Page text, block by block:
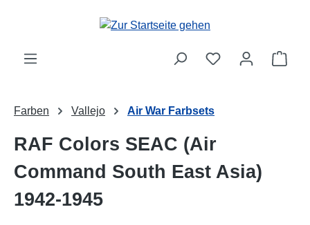
Zum Hauptinhalt springen
Farben Vallejo Air War Farbsets
RAF Colors SEAC (Air
Command South East Asia)
1942-1945